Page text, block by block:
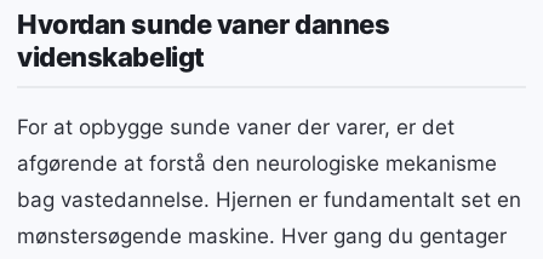
Hvordan sunde vaner dannes
videnskabeligt
For at opbygge sunde vaner der varer, er det
afgørende at forstå den neurologiske mekanisme
bag vastedannelse. Hjernen er fundamentalt set en
mønstersøgende maskine. Hver gang du gentager